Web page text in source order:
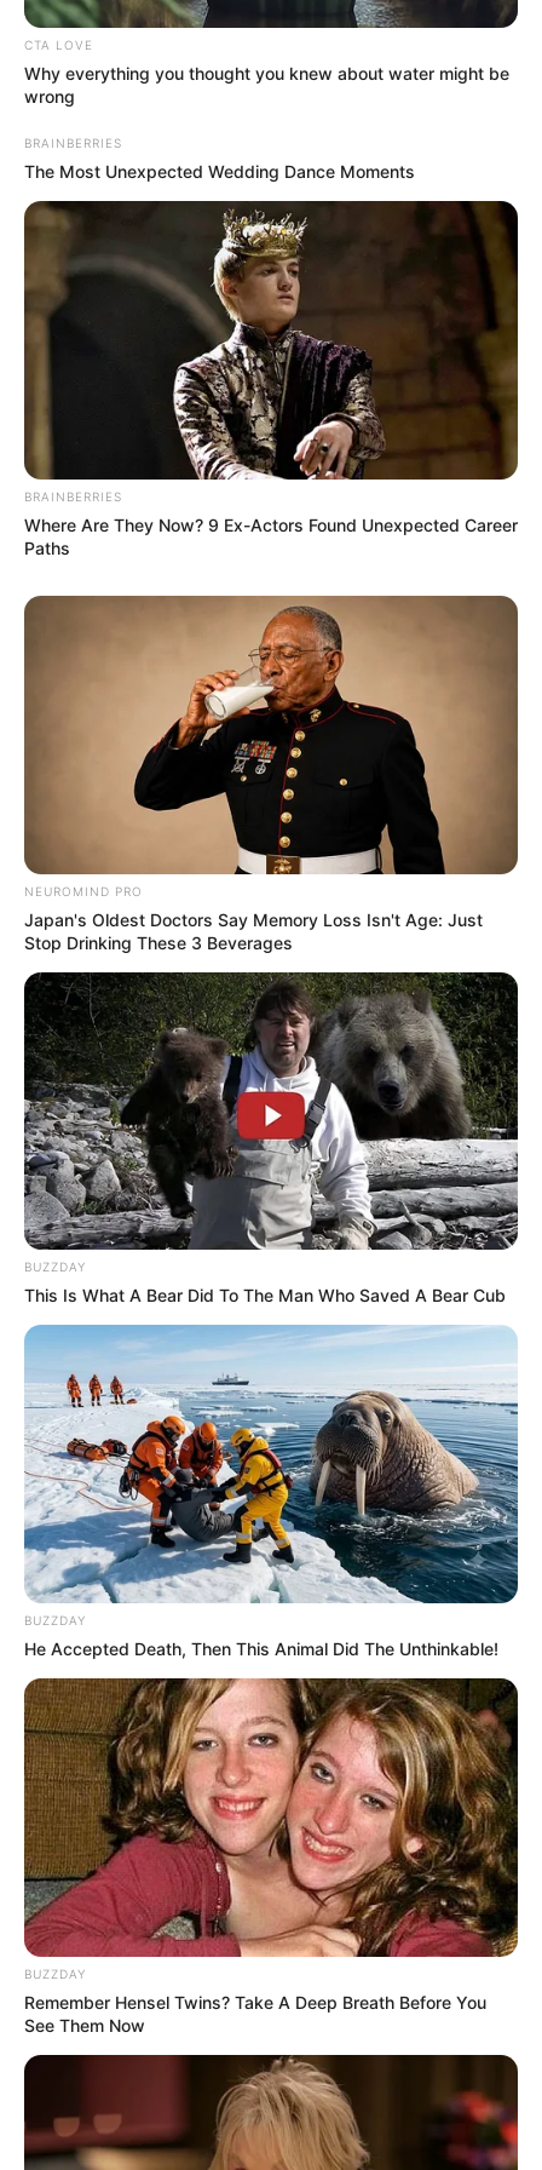
CTA LOVE
Why everything you thought you knew about water might be
wrong
BRAINBERRIES
The Most Unexpected Wedding Dance Moments
BRAINBERRIES
Where Are They Now? 9 Ex-Actors Found Unexpected Career
Paths
NEUROMIND PRO
Japan's Oldest Doctors Say Memory Loss Isn't Age: Just
Stop Drinking These 3 Beverages
BUZZDAY
This Is What A Bear Did To The Man Who Saved A Bear Cub
BUZZDAY
He Accepted Death, Then This Animal Did The Unthinkable!
BUZZDAY
Remember Hensel Twins? Take A Deep Breath Before You
See Them Now